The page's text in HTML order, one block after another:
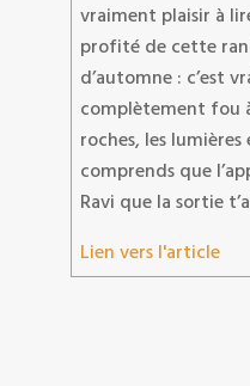
vraiment plaisir à
profité de cette
d’automne : c’est
complètement fou
roches, les
comprends que
Ravi que la sortie
Lien vers l'article